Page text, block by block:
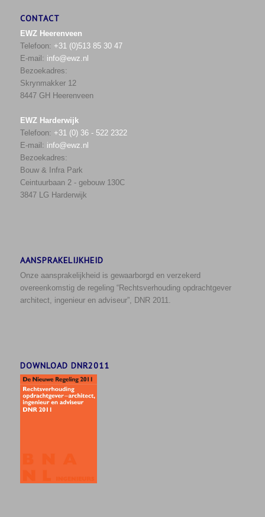
CONTACT
EWZ Heerenveen
Telefoon: +31 (0)513 85 30 47
E-mail: info@ewz.nl
Bezoekadres:
Skrynmakker 12
8447 GH Heerenveen
EWZ Harderwijk
Telefoon: +31 (0) 36 - 522 2322
E-mail: info@ewz.nl
Bezoekadres:
Bouw & Infra Park
Ceintuurbaan 2 - gebouw 130C
3847 LG Harderwijk
AANSPRAKELIJKHEID
Onze aansprakelijkheid is gewaarborgd en verzekerd
overeenkomstig de regeling “Rechtsverhouding opdrachtgever
architect, ingenieur en adviseur”, DNR 2011.
DOWNLOAD DNR2011